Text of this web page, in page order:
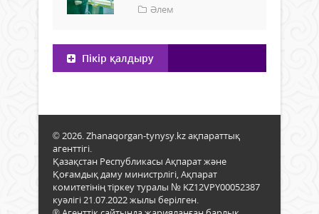
Әлем
Пікір қалдыру
© 2026. Zhanaqorgan-tynysy.kz ақпараттық
агенттігі.
Қазақстан Республикасы Ақпарат және
Қоғамдық даму министрлігі, Ақпарат
комитетінің тіркеу туралы № KZ12VPY00052387
куәлігі 21.07.2022 жылы берілген.